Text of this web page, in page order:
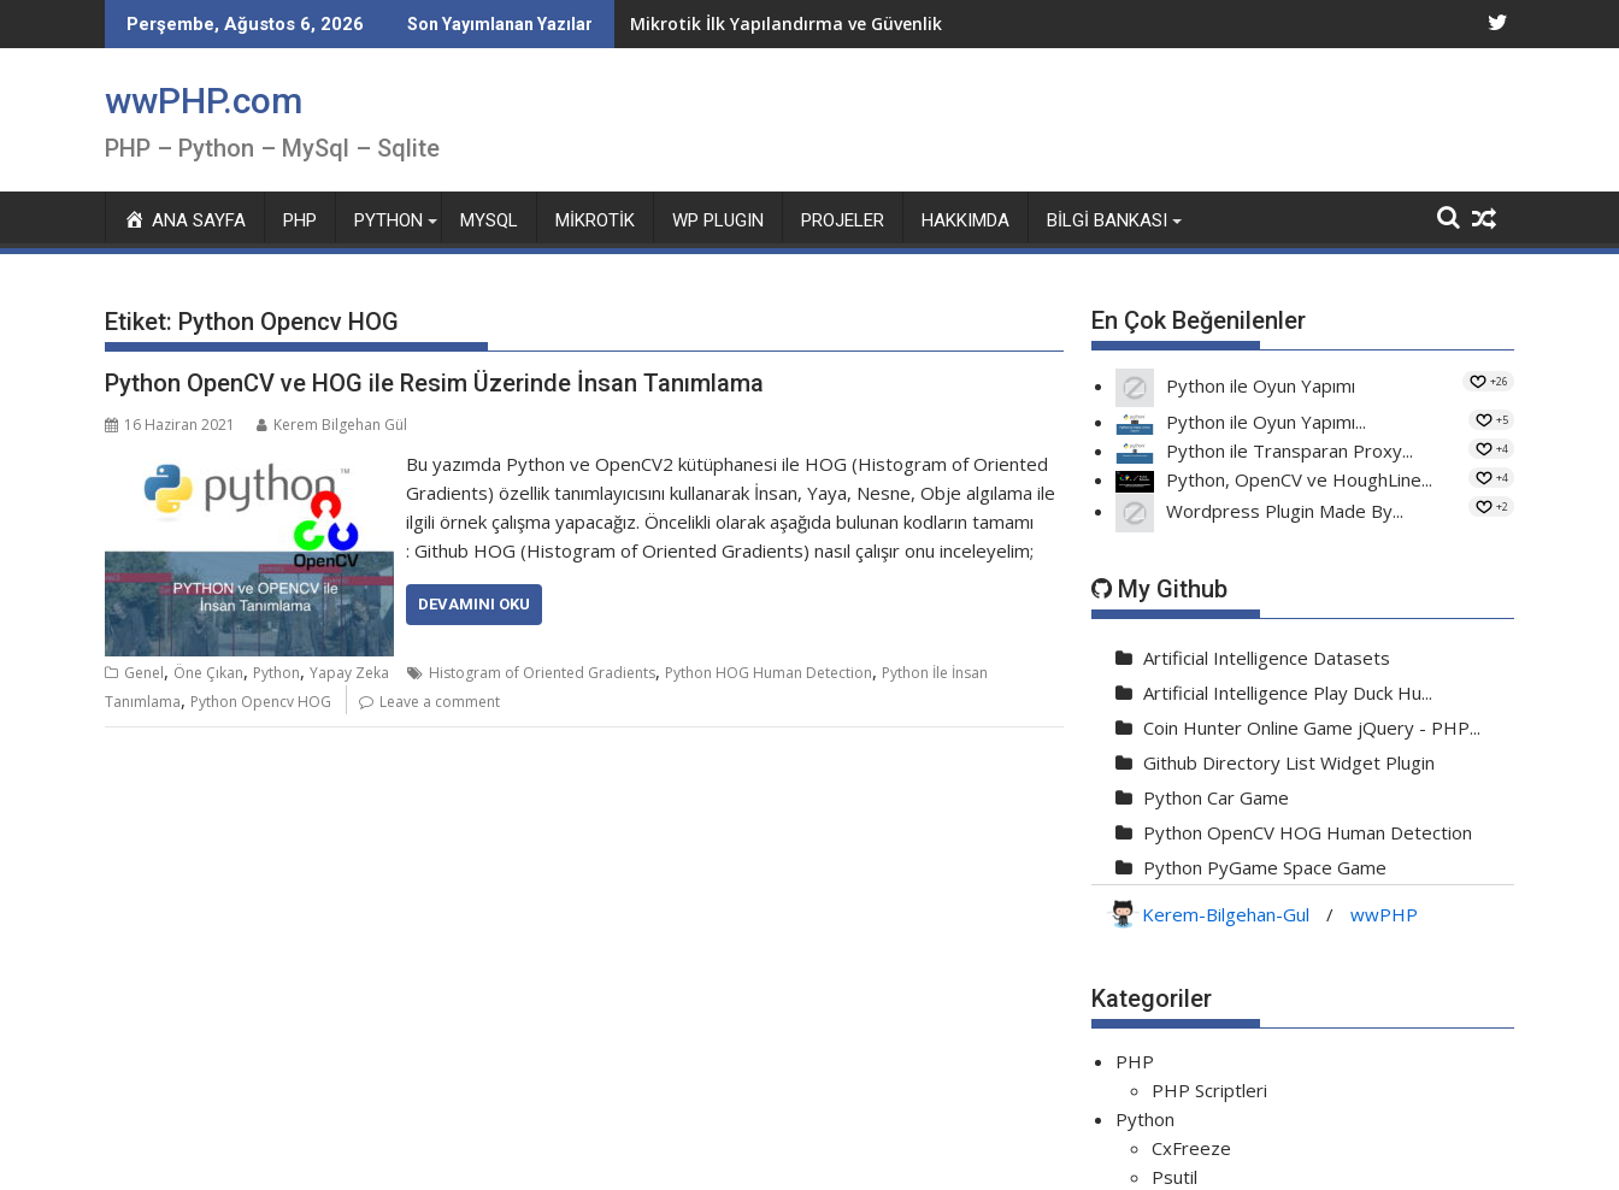
to
Perşembe, Ağustos 6, 2026 Son Yayımlanan Yazılar Mikrotik İlk Yapılandırma ve Güvenlik
wwPHP.com
PHP – Python – MySql – Sqlite
ANA SAYFA PHP PYTHON MYSQL MIKROTIK WP PLUGIN PROJELER HAKKIMDA BILGI BANKASI
Etiket: Python Opencv HOG
Python OpenCV ve HOG ile Resim Üzerinde İnsan Tanımlama
16 Haziran 2021 Kerem Bilgehan Gül
Bu yazımda Python ve OpenCV2 kütüphanesi ile HOG (Histogram of Oriented
Gradients) özellik tanımlayıcısını kullanarak İnsan, Yaya, Nesne, Obje algılama ile
ilgili örnek çalışma yapacağız. Öncelikli olarak aşağıda bulunan kodların tamamı
: Github HOG (Histogram of Oriented Gradients) nasıl çalışır onu inceleyelim;
DEVAMINI OKU
Genel, Öne Çıkan, Python, Yapay Zeka Histogram of Oriented Gradients, Python HOG Human Detection, Python İle İnsan
Tanımlama, Python Opencv HOG Leave a comment
En Çok Beğenilenler
Python ile Oyun Yapımı +26
Python ile Oyun Yapımı... +5
Python ile Transparan Proxy... +4
Python, OpenCV ve HoughLine... +4
Wordpress Plugin Made By... +2
My Github
Artificial Intelligence Datasets
Artificial Intelligence Play Duck Hu...
Coin Hunter Online Game jQuery - PHP...
Github Directory List Widget Plugin
Python Car Game
Python OpenCV HOG Human Detection
Python PyGame Space Game
Python Transparent Proxy Server
Kerem-Bilgehan-Gul / wwPHP
Kategoriler
PHP
PHP Scriptleri
Python
CxFreeze
Psutil